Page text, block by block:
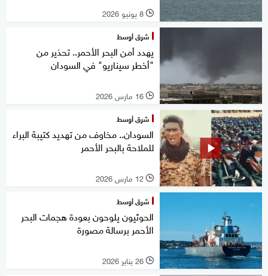
l 8 يونيو 2026
شرق أوسط
يهدد أمن البحر الأحمر.. تحذير من
"أخطر سيناريو" في السودان
l 16 مارس 2026
شرق أوسط
السودان.. مخاوف من تهديد كتيبة البراء
للملاحة بالبحر الأحمر
l 12 مارس 2026
شرق أوسط
الحوثيون يلوحون بعودة هجمات البحر
الأحمر برسالة مصورة
l 26 يناير 2026